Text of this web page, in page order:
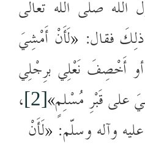
الله صلّى الله تعالى
فقال: «لَأَنْ أَمْشِيَ
أَخْصِفَ نَعْلِي برِجْلِي
على قَبْرِ مُسْلِمٍ»
[2]،
وآله وسلّم: «لَأَنْ